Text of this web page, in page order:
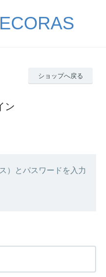
ショップへ戻る
ン
）とパスワードを入力